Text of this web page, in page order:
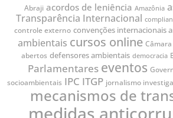
Abraji acordos de leniência Amazônia
Transparência Internacional
controle externo convenções internacionais
ambientais cursos online
abertos defensores ambientais democracia
Parlamentares eventos
socioambientais IPC ITGP jornalismo
mecanismos de
medidas